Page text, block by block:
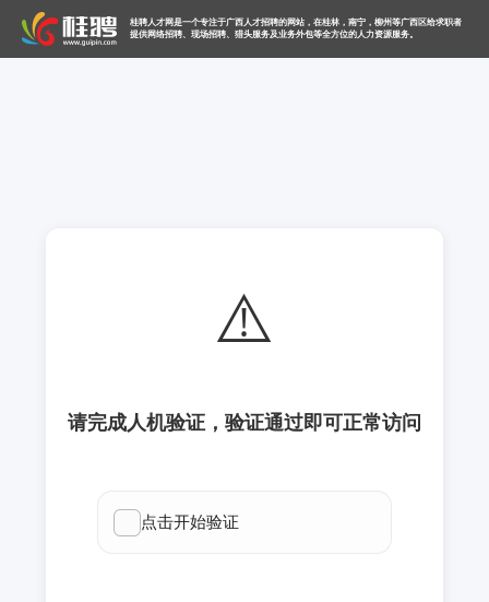
桂聘人才网是一个专注于广西人才招聘的网站，在桂林，南宁，柳州等广西区给求职者
提供网络招聘、现场招聘、猎头服务及业务外包等全方位的人力资源服务。
⚠️
请完成人机验证，验证通过即可正常访问